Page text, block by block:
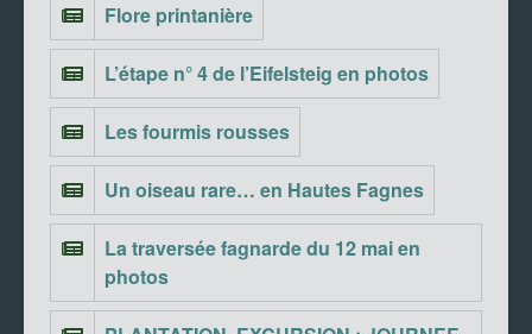
Flore printanière
L’étape n° 4 de l’Eifelsteig en photos
Les fourmis rousses
Un oiseau rare… en Hautes Fagnes
La traversée fagnarde du 12 mai en
photos